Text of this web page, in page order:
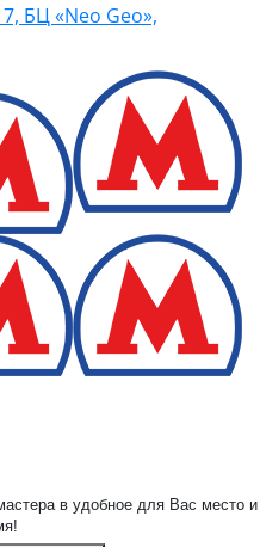
БЦ «Neo Geo»,
в удобное для Вас место и